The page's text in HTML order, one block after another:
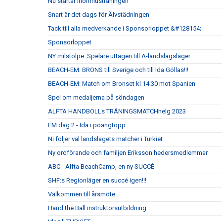
Snart är det dags för Älvstädningen
Tack till alla medverkande i Sponsorloppet &#128154;
Sponsorloppet
NY milstolpe: Spelare uttagen till A-landslagsläger
BEACH-EM: BRONS till Sverige och till Ida Göllas!!!
BEACH-EM: Match om Bronset kl 14:30 mot Spanien
Spel om medaljerna på söndagen
ALFTA HANDBOLLs TRÄNINGSMATCHhelg 2023
EM dag 2 - Ida i poängtopp
Ni följer väl landslagets matcher i Turkiet
Ny ordförande och familjen Eriksson hedersmedlemmar
ABC - Alfta BeachCamp, en ny SUCCÉ
SHF:s Regionläger en succé igen!!!
Välkommen till årsmöte
Hand the Ball instruktörsutbildning